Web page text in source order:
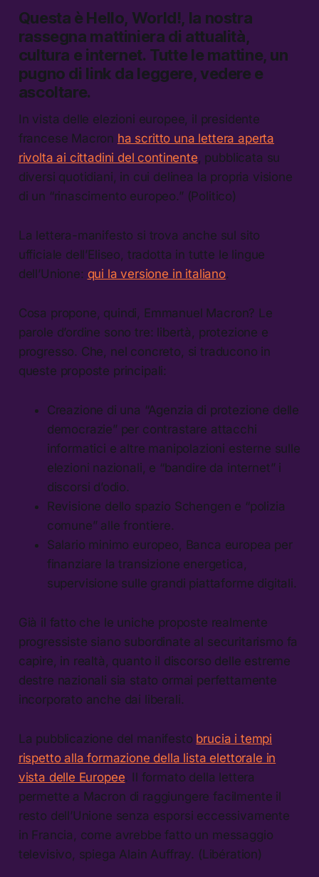
Questa è Hello, World!, la nostra
rassegna mattiniera di attualità,
cultura e internet. Tutte le mattine, un
pugno di link da leggere, vedere e
ascoltare.
In vista delle elezioni europee, il presidente
francese Macron ha scritto una lettera aperta
rivolta ai cittadini del continente, pubblicata su
diversi quotidiani, in cui delinea la propria visione
di un “rinascimento europeo.” (Politico)
La lettera-manifesto si trova anche sul sito
ufficiale dell’Eliseo, tradotta in tutte le lingue
dell’Unione: qui la versione in italiano.
Cosa propone, quindi, Emmanuel Macron? Le
parole d’ordine sono tre: libertà, protezione e
progresso. Che, nel concreto, si traducono in
queste proposte principali:
Creazione di una “Agenzia di protezione delle
democrazie” per contrastare attacchi
informatici e altre manipolazioni esterne sulle
elezioni nazionali, e “bandire da internet” i
discorsi d’odio.
Revisione dello spazio Schengen e “polizia
comune” alle frontiere.
Salario minimo europeo, Banca europea per
finanziare la transizione energetica,
supervisione sulle grandi piattaforme digitali.
Già il fatto che le uniche proposte realmente
progressiste siano subordinate al securitarismo fa
capire, in realtà, quanto il discorso delle estreme
destre nazionali sia stato ormai perfettamente
incorporato anche dai liberali.
La pubblicazione del manifesto brucia i tempi
rispetto alla formazione della lista elettorale in
vista delle Europee. Il formato della lettera
permette a Macron di raggiungere facilmente il
resto dell’Unione senza esporsi eccessivamente
in Francia, come avrebbe fatto un messaggio
televisivo, spiega Alain Auffray. (Libération)